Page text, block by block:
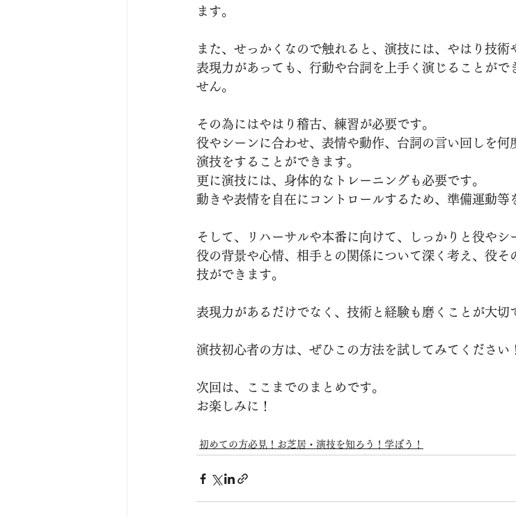
ます。
また、せっかくなので触れると、演技には、やはり技術
表現力があっても、行動や台詞を上手く演じることがで
せん。
その為にはやはり稽古、練習が必要です。
役やシーンに合わせ、表情や動作、台詞の言い回しを何
演技をすることができます。
更に演技には、身体的なトレーニングも必要です。
動きや表情を自在にコントロールするため、準備運動等
そして、リハーサルや本番に向けて、しっかりと役やシ
役の背景や心情、相手との関係について深く考え、役
技ができます。
表現力があるだけでなく、技術と経験も磨くことが大切
演技初心者の方は、ぜひこの方法を試してみてください！
次回は、ここまでのまとめです。
お楽しみに！
初めての方必見！お芝居・演技を知ろう！学ぼう！